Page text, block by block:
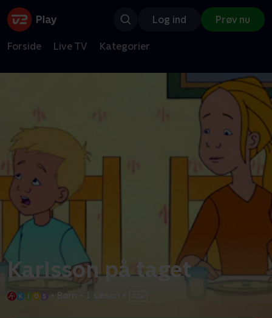
Log ind Prøv nu
Forside Live TV Kategorier
Karlsson på taget
• Børn 1 sæson